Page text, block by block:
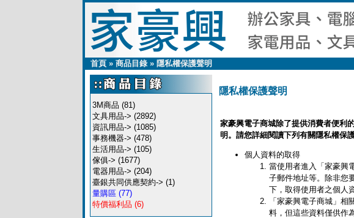
首頁» 商品目錄» 隱私權保護聲明
3M商品 (81)
文具用品-> (2892)
資訊用品-> (1085)
事務機器-> (478)
生活用品-> (105)
傢俱-> (1677)
電器用品-> (204)
臺銀共同供應契約-> (1)
量購區(77)
特價福利品 (6)
隱私權保護聲明
家豪興電子商城除了提供消費者便利
明。請您詳細閱讀下列有關隱私權保護
個人資料的取得
當使用者進入「家豪興
子郵件地址等。除非您
下，取得使用者之個人資
「家豪興電子商城」
料，但這些資料僅供作